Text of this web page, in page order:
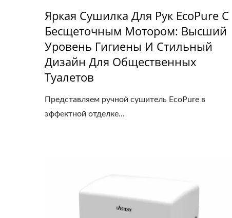
Яркая Сушилка Для Рук EcoPure С
Бесщеточным Мотором: Высший
Уровень Гигиены И Стильный
Дизайн Для Общественных
Туалетов
Представляем ручной сушитель EcoPure в
эффектной отделке...